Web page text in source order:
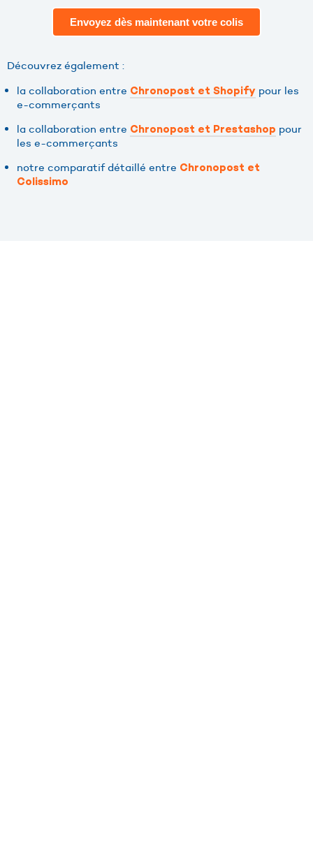
Envoyez dès maintenant votre colis
Découvrez également :
la collaboration entre Chronopost et Shopify pour les
e-commerçants
la collaboration entre Chronopost et Prestashop pour
les e-commerçants
notre comparatif détaillé entre Chronopost et
Colissimo